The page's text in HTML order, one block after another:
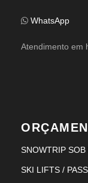
WhatsApp
Atendimento em
SNOWTRIP SOB
SKI LIFTS /